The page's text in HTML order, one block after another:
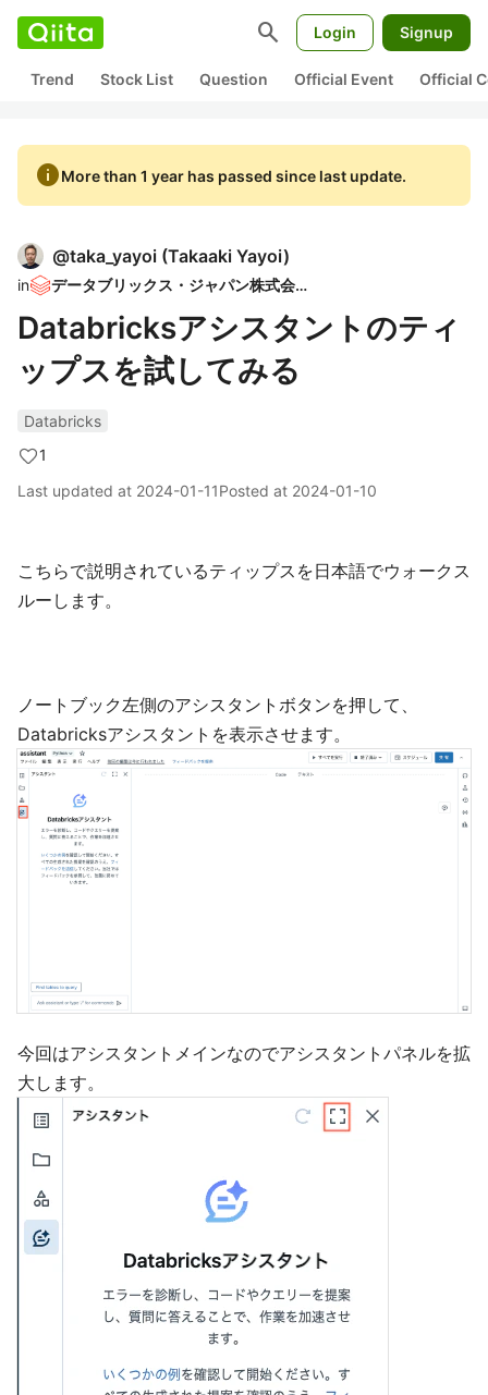
search Login Signup
Trend Stock List Question Official Event Official
infoMore than 1 year has passed since last update.
@taka_yayoi (Takaaki Yayoi)
in データブリックス・ジャパン株式会社
Databricksアシスタントのティ
ップスを試してみる
Databricks
1
Last updated at 2024-01-11Posted at 2024-01-10
こちらで説明されているティップスを日本語でウォークス
ルーします。
ノートブック左側のアシスタントボタンを押して、
Databricksアシスタントを表示させます。
今回はアシスタントメインなのでアシスタントパネルを拡
大します。